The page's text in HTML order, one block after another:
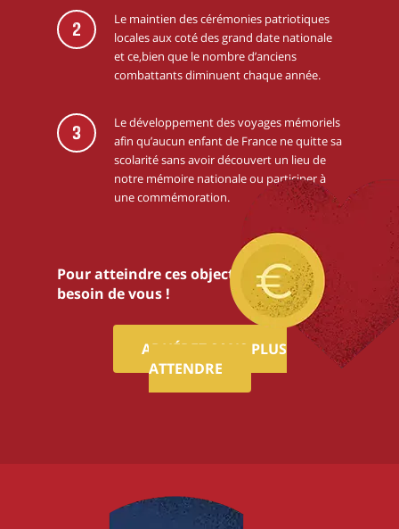
2
Le maintien des cérémonies patriotiques
locales aux coté des grand date nationale
et ce,bien que le nombre d’anciens
combattants diminuent chaque année.
3
Le développement des voyages mémoriels
afin qu’aucun enfant de France ne quitte sa
scolarité sans avoir découvert un lieu de
notre mémoire nationale ou participer à
une commémoration.
Pour atteindre ces objectifs,nous avons
besoin de vous !
ADHÉREZ SANS PLUS
ATTENDRE